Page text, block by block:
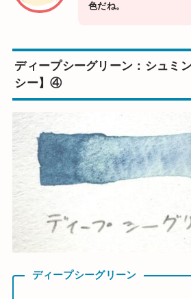
色だね。
ディープシーグリーン：シュミ
シー】④
ディープシーグリーン